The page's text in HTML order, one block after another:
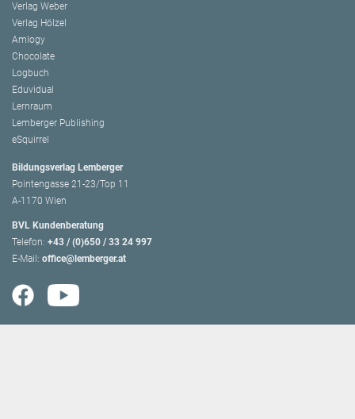
Verlag Weber
Verlag Hölzel
Amlogy
Chocolate
Logbuch
Eduvidual
Lernraum
Lemberger Publishing
eSquirrel
Bildungsverlag Lemberger
Pointengasse 21-23/Top 11
A-1170 Wien
BVL Kundenberatung
Telefon: +43 / (0)650 / 33 24 997
E-Mail: office@lemberger.at